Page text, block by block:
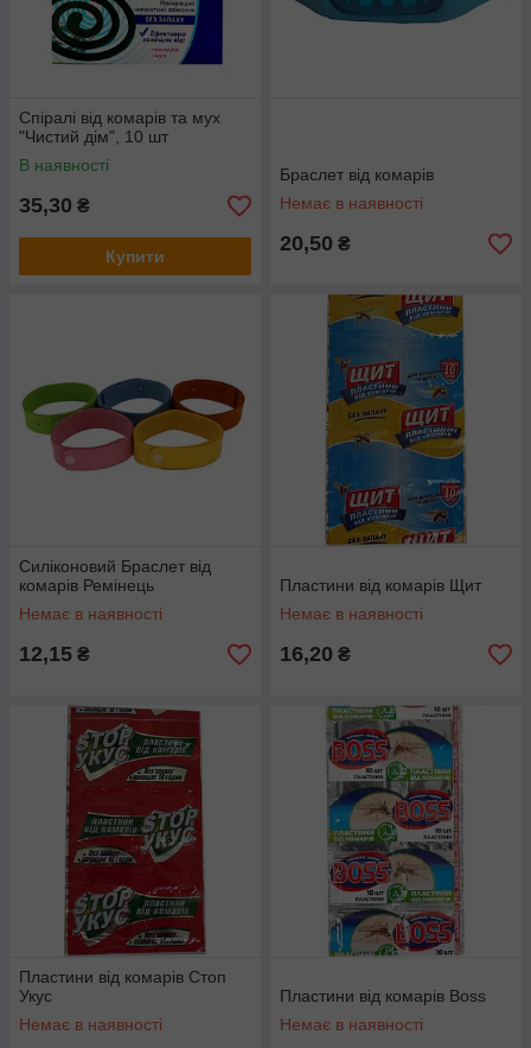
Спіралі від комарів та мух
"Чистий дім", 10 шт
В наявності
35,30 ₴
Купити
Браслет від комарів
Немає в наявності
20,50 ₴
Силіконовий Браслет від
комарів Ремінець
Немає в наявності
12,15 ₴
Пластини від комарів Щит
Немає в наявності
16,20 ₴
Пластини від комарів Стоп
Укус
Немає в наявності
Пластини від комарів Boss
Немає в наявності